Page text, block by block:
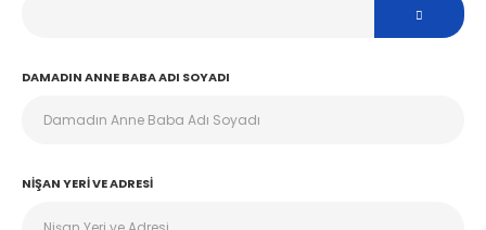
DAMADIN ANNE BABA ADI SOYADI
NIŞAN YERI VE ADRESI